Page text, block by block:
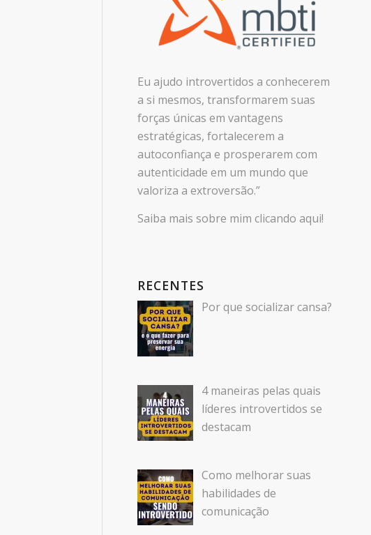
Eu ajudo introvertidos a conhecerem
a si mesmos, transformarem suas
forças únicas em vantagens
estratégicas, fortalecerem a
autoconfiança e prosperarem com
autenticidade em um mundo que
valoriza a extroversão.”
Saiba mais sobre mim clicando aqui!
RECENTES
Por que socializar cansa?
4 maneiras pelas quais
líderes introvertidos se
destacam
Como melhorar suas
habilidades de
comunicação